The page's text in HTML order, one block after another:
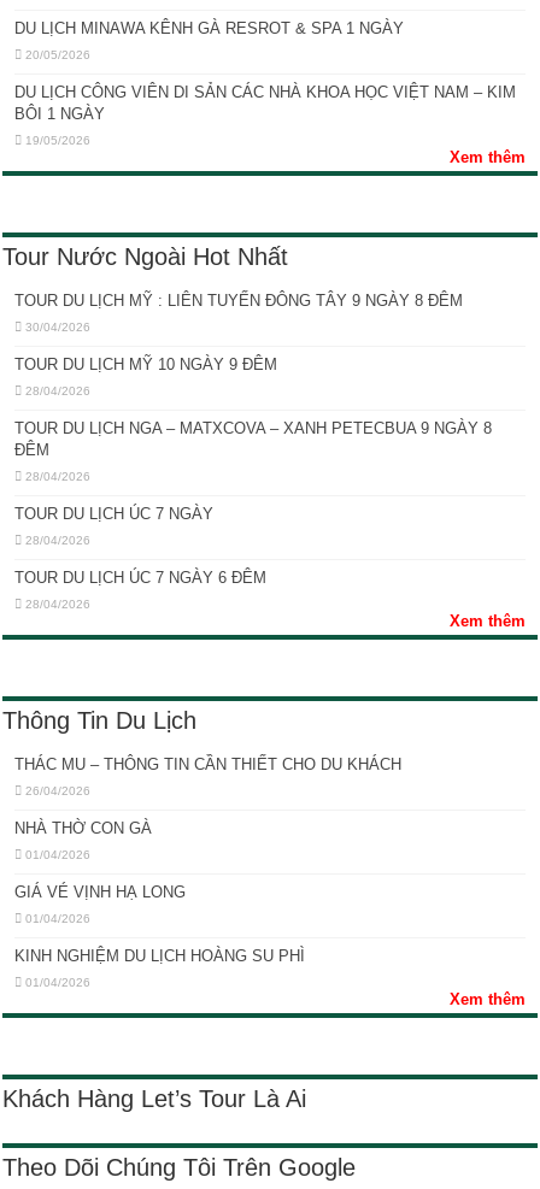
DU LỊCH MINAWA KÊNH GÀ RESROT & SPA 1 NGÀY
20/05/2026
DU LỊCH CÔNG VIÊN DI SẢN CÁC NHÀ KHOA HỌC VIỆT NAM – KIM
BÔI 1 NGÀY
19/05/2026
Xem thêm
Tour Nước Ngoài Hot Nhất
TOUR DU LỊCH MỸ : LIÊN TUYẾN ĐÔNG TÂY 9 NGÀY 8 ĐÊM
30/04/2026
TOUR DU LỊCH MỸ 10 NGÀY 9 ĐÊM
28/04/2026
TOUR DU LỊCH NGA – MATXCOVA – XANH PETECBUA 9 NGÀY 8
ĐÊM
28/04/2026
TOUR DU LỊCH ÚC 7 NGÀY
28/04/2026
TOUR DU LỊCH ÚC 7 NGÀY 6 ĐÊM
28/04/2026
Xem thêm
Thông Tin Du Lịch
THÁC MU – THÔNG TIN CẦN THIẾT CHO DU KHÁCH
26/04/2026
NHÀ THỜ CON GÀ
01/04/2026
GIÁ VÉ VỊNH HẠ LONG
01/04/2026
KINH NGHIỆM DU LỊCH HOÀNG SU PHÌ
01/04/2026
Xem thêm
Khách Hàng Let’s Tour Là Ai
Theo Dõi Chúng Tôi Trên Google